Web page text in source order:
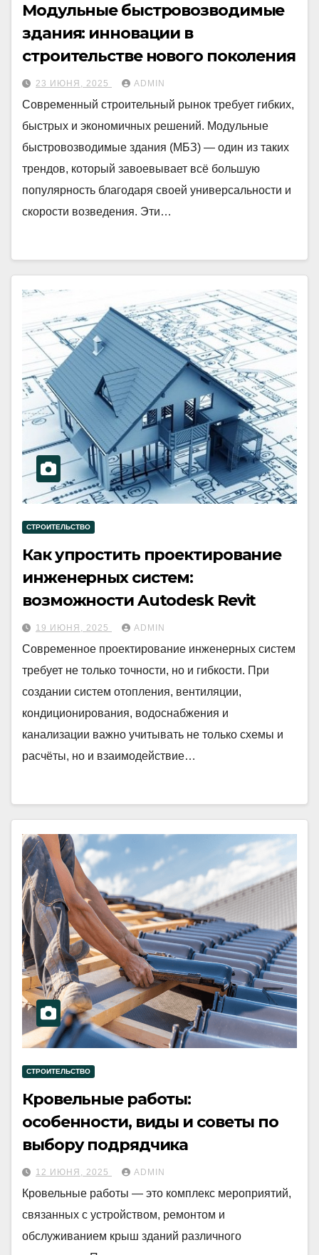
Модульные быстровозводимые
здания: инновации в
строительстве нового поколения
23 ИЮНЯ, 2025 ADMIN
Современный строительный рынок требует гибких,
быстрых и экономичных решений. Модульные
быстровозводимые здания (МБЗ) — один из таких
трендов, который завоевывает всё большую
популярность благодаря своей универсальности и
скорости возведения. Эти…
СТРОИТЕЛЬСТВО
Как упростить проектирование
инженерных систем:
возможности Autodesk Revit
19 ИЮНЯ, 2025 ADMIN
Современное проектирование инженерных систем
требует не только точности, но и гибкости. При
создании систем отопления, вентиляции,
кондиционирования, водоснабжения и
канализации важно учитывать не только схемы и
расчёты, но и взаимодействие…
СТРОИТЕЛЬСТВО
Кровельные работы:
особенности, виды и советы по
выбору подрядчика
12 ИЮНЯ, 2025 ADMIN
Кровельные работы — это комплекс мероприятий,
связанных с устройством, ремонтом и
обслуживанием крыш зданий различного